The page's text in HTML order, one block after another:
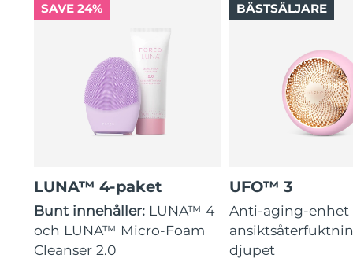
SAVE 24%
LUNA™ 4-paket
Bunt innehåller: LUNA™ 4
och LUNA™ Micro-Foam
Cleanser 2.0
UFO™ 3
Anti-aging-enhet
djupet
BÄSTSÄLJARE